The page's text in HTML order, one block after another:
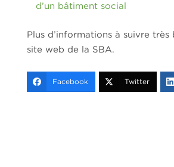
d’un bâtiment social
Plus d’informations à suivre très
site web de la SBA.
Facebook Twitter